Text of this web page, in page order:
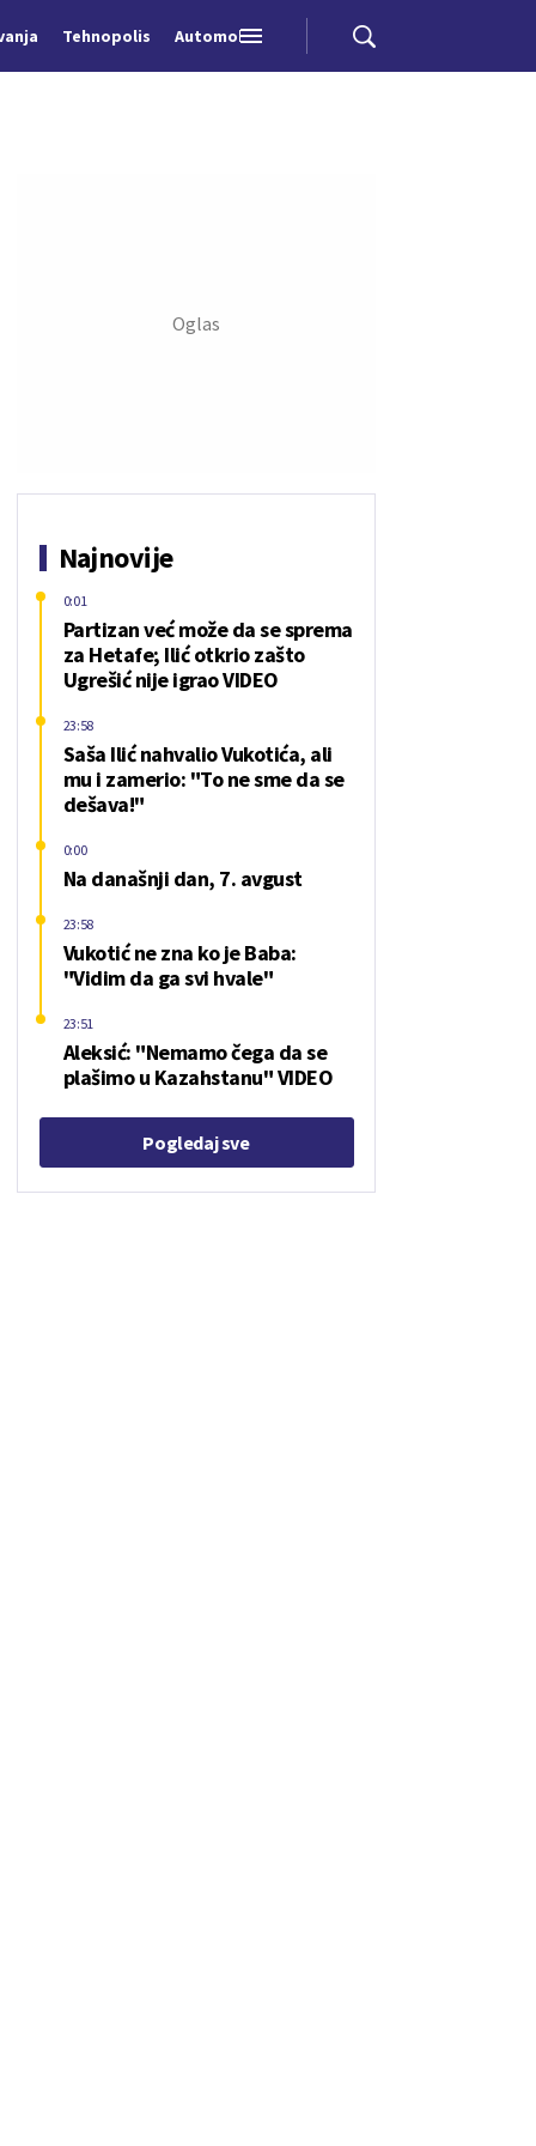
Tehnopolis Automobili
Najnovije
Partizan već može da se sprema
za Hetafe; Ilić otkrio zašto
Ugrešić nije igrao VIDEO
0:01
Saša Ilić nahvalio Vukotića, ali
mu i zamerio: "To ne sme da se
dešava!"
23:58
Na današnji dan, 7. avgust
0:00
Vukotić ne zna ko je Baba:
"Vidim da ga svi hvale"
23:58
Aleksić: "Nemamo čega da se
plašimo u Kazahstanu" VIDEO
23:51
Pogledaj sve